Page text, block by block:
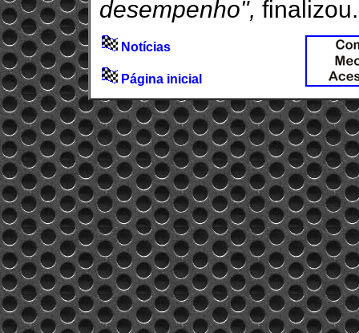
desempenho", finalizou.
Notícias
Página inicial